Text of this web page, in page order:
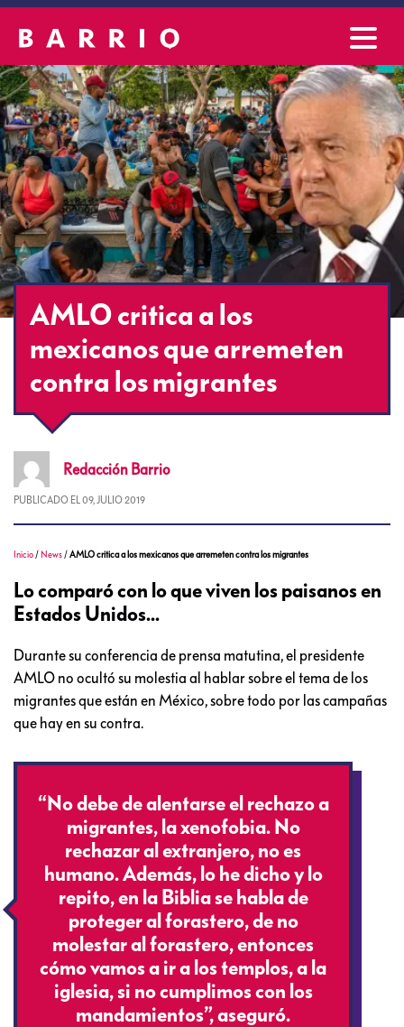
AMLO critica a los
mexicanos que arremeten
contra los migrantes
Redacción Barrio
PUBLICADO EL 09, JULIO 2019
Inicio / News /AMLO critica a los mexicanos que arremeten contra los migrantes
Lo comparó con lo que viven los paisanos en
Estados Unidos...
Durante su conferencia de prensa matutina, el presidente
AMLO no ocultó su molestia al hablar sobre el tema de los
migrantes que están en México, sobre todo por las campañas
que hay en su contra.
“No debe de alentarse el rechazo a
migrantes, la xenofobia. No
rechazar al extranjero, no es
humano. Además, lo he dicho y lo
repito, en la Biblia se habla de
proteger al forastero, de no
molestar al forastero, entonces
cómo vamos a ir a los templos, a la
iglesia, si no cumplimos con los
mandamientos”, aseguró.